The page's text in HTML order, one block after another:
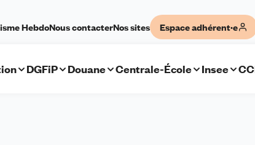
HebdoNous contacterNos sites Espace adhérent·e
DGFiP Douane Centrale-École Insee